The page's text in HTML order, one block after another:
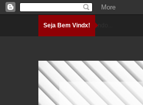
Seja Bem Vindx!Carregando...